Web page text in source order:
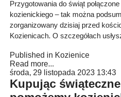
Przygotowania do świąt
kozienickiego – tak można
zorganizowany dzisiaj przed
Kozienicach. O szczegółach
Published in Kozienice
Read more...
środa, 29 listopada 2023 13:43
Kupując